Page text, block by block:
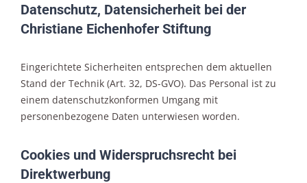
Datenschutz, Datensicherheit bei der
Christiane Eichenhofer Stiftung
Eingerichtete Sicherheiten entsprechen dem aktuellen
Stand der Technik (Art. 32, DS-GVO). Das Personal ist zu
einem datenschutzkonformen Umgang mit
personenbezogene Daten unterwiesen worden.
Cookies und Widerspruchsrecht bei
Direktwerbung